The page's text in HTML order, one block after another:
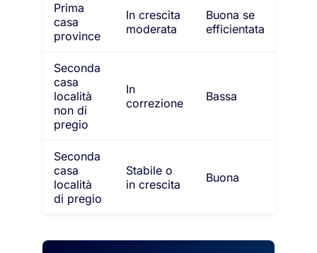
Prima
casa
province
In crescita
moderata
Buona se
efficientata
Seconda
casa
località
non di
pregio
In
correzione
Bassa
Seconda
casa
località
di pregio
Stabile o
in crescita
Buona